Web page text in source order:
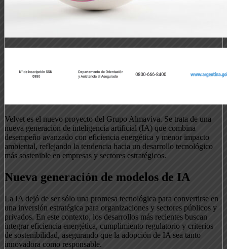
Velvet es el nuevo proyecto del Grupo Almaviva. Se trata de una
nueva generación de inteligencia artificial (IA) que combina
desempeño avanzado con eficiencia energética y menor impacto
ambiental, reflejando la tendencia hacia un desarrollo tecnológico
más sostenible en empresas y sectores estratégicos.
Nueva generación de modelos de IA
La IA dejó de ser sólo una promesa tecnológica para convertirse en
una inversión estratégica para organizaciones y sectores públicos y
privados. En este contexto, los desarrollos más recientes buscan
integrar eficiencia energética, cumplimiento regulatorio y criterios
de sostenibilidad, asegurando que la adopción de IA sea tanto
innovadora como responsable.